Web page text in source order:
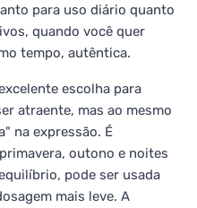
para uso diário quanto
quando você quer
tempo, autêntica.
escolha para
atraente, mas ao mesmo
na expressão. É
outono e noites
pode ser usada
mais leve. A